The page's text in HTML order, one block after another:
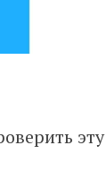
эту